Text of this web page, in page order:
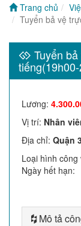
Trang chủ
Tuyển bả vệ
Tuyển
Lương:
Vị trí: Nhân
Địa chỉ: Quận
Loại hình công
Ngày hết hạn:
Mô tả